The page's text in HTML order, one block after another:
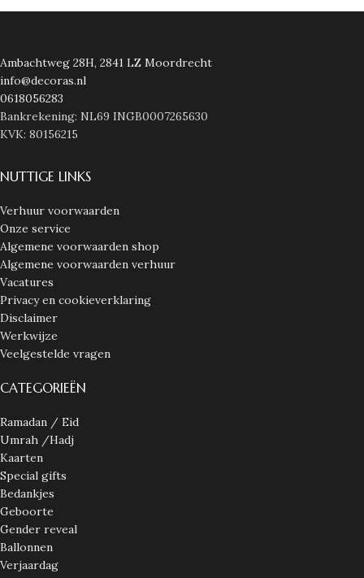
Ambachtweg 28H, 2841 LZ Moordrecht
info@decoras.nl
0618056283
Bankrekening: NL69 INGB0007265630
KVK: 80156215
NUTTIGE LINKS
Verhuur voorwaarden
Onze service
Algemene voorwaarden shop
Algemene voorwaarden verhuur
Vacatures
Privacy en cookieverklaring
Disclaimer
Werkwijze
Veelgestelde vragen
CATEGORIEËN
Ramadan / Eid
Umrah /Hadj
Kaarten
Special gifts
Bedankjes
Geboorte
Gender reveal
Ballonnen
Verjaardag